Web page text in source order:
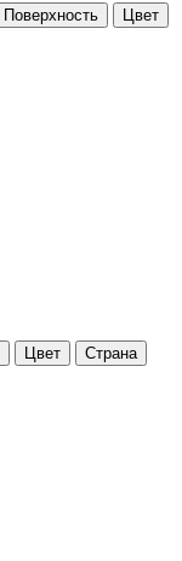
Поверхность
Цвет
Цвет Страна